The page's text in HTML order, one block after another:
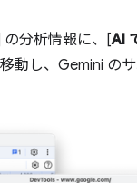
の分析情報に、[AI
動し、Gemini の